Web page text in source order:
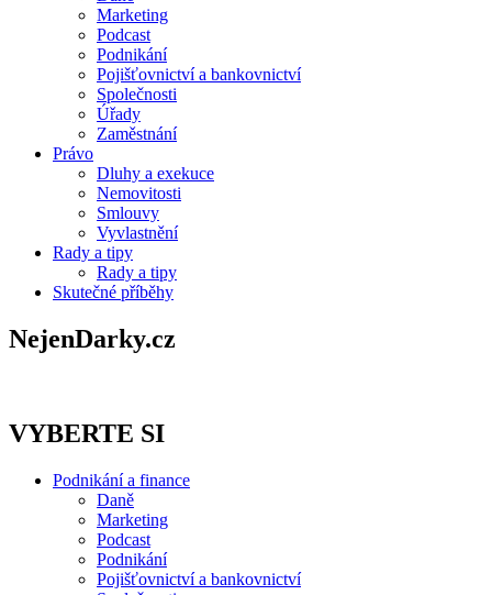
Marketing
Podcast
Podnikání
Pojišťovnictví a bankovnictví
Společnosti
Úřady
Zaměstnání
Právo
Dluhy a exekuce
Nemovitosti
Smlouvy
Vyvlastnění
Rady a tipy
Rady a tipy
Skutečné příběhy
NejenDarky.cz
VYBERTE SI
Podnikání a finance
Daně
Marketing
Podcast
Podnikání
Pojišťovnictví a bankovnictví